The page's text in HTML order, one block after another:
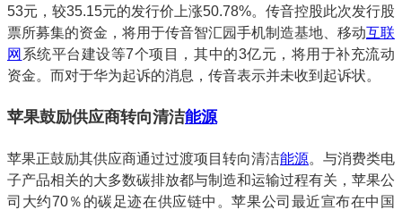
53元，较35.15元的发行价上涨50.78%。传音控股此次发行股
票所募集的资金，将用于传音智汇园手机制造基地、移动互联
网 系统平台建设等7个项目，其中的3亿元，将用于补充流动
资金。而对于华为起诉的消息，传音表示并未收到起诉状。
苹果鼓励供应商转向清洁能源
苹果正鼓励其供应商通过过渡项目转向清洁能源。与消费类电
子产品相关的大多数碳排放都与制造和运输过程有关，苹果公
司大约70％的碳足迹在供应链中。苹果公司最近宣布在中国